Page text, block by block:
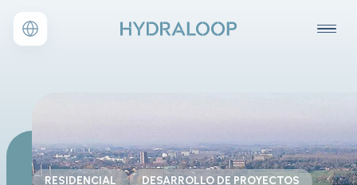
RESIDENCIAL DESARROLLO DE PROYECTOS